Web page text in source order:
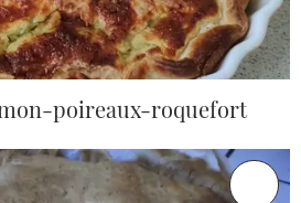
poireaux-roquefort